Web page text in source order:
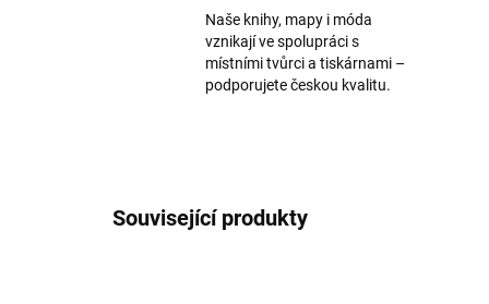
Naše knihy, mapy i móda
vznikají ve spolupráci s
místními tvůrci a tiskárnami –
podporujete českou kvalitu.
Související produkty